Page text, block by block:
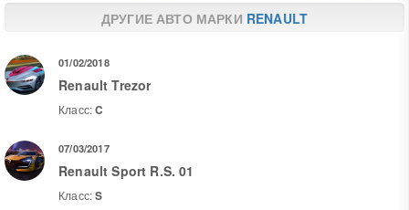
ДРУГИЕ АВТО МАРКИ RENAULT
01/02/2018
Renault Trezor
Класс:C
07/03/2017
Renault Sport R.S. 01
Класс:S